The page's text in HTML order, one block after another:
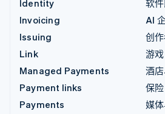
Identity
Invoicing
Issuing
Link
Managed Payments
Payment links
Payments
软
AI
创
游戏
酒
保险
媒